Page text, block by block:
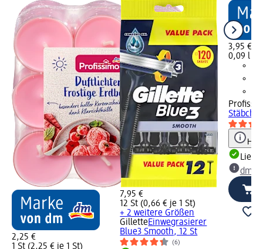
2,25 €
1 St (2,25 € je 1 St)
7,95 €
12 St (0,66 € je 1 St)
+ 2 weitere Größen
GilletteEinwegrasierer
Blue3 Smooth, 12 St
(6)
3,95 €
0,09 l
dm